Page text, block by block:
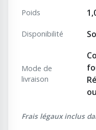
Poids
Disponibilité
Mode de
livraison
Frais légaux inclus